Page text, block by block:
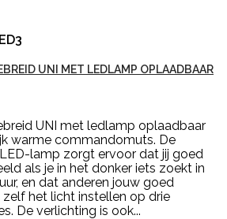
UNI MET LEDLAMP OPLAADBAAR
UNI met ledlamp oplaadbaar
warme commandomuts. De
lamp zorgt ervoor dat jij goed
als je in het donker iets zoekt in
en dat anderen jouw goed
zelf het licht instellen op drie
De verlichting is ook...